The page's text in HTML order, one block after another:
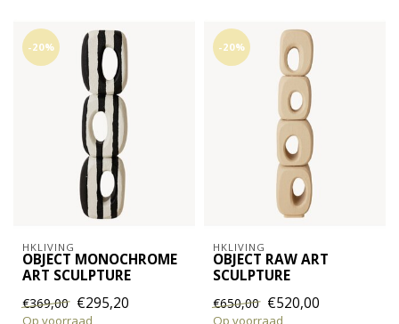
-20%
HKLIVING
OBJECT MONOCHROME
ART SCULPTURE
€369,00 €295,20
Op voorraad
-20%
HKLIVING
OBJECT RAW ART
SCULPTURE
€650,00 €520,00
Op voorraad